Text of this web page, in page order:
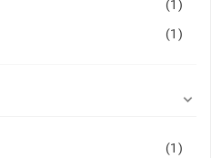
(1)
(1)

(1)